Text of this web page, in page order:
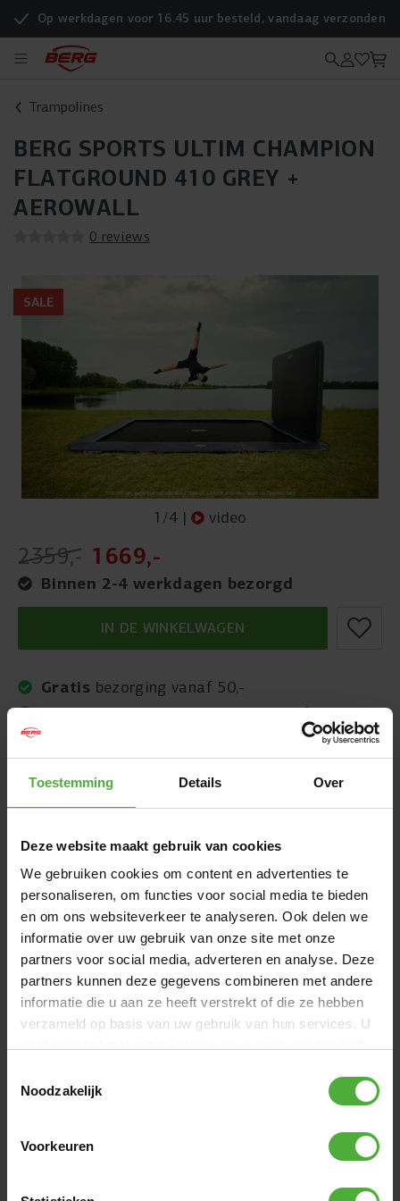
Toestemming Details Over
Deze website maakt gebruik van cookies
We gebruiken cookies om content en advertenties te
personaliseren, om functies voor social media te bieden
en om ons websiteverkeer te analyseren. Ook delen we
informatie over uw gebruik van onze site met onze
partners voor social media, adverteren en analyse. Deze
partners kunnen deze gegevens combineren met andere
informatie die u aan ze heeft verstrekt of die ze hebben
verzameld op basis van uw gebruik van hun services. U
Noodzakelijk
Voorkeuren
Op werkdagen voor 16.45 uur besteld, vandaag verzonden
Trampolines
BERG SPORTS ULTIM CHAMPION
FLATGROUND 410 GREY +
AEROWALL
0 reviews
SALE
1 /4 | video
AFMETINGEN EN DETAILS
Product naam
BERG SPORTS Ultim Champion
FlatGround 410 Grey +
SKU 32.31.44.31
Kleur Antraciet grijs
Hoogte FlatGround
Afmeting Rechthoekig - 410 x 250 cm
2359,- 1669,-
Binnen 2-4 werkdagen bezorgd
IN DE WINKELWAGEN
Gratis bezorging vanaf 50,-
Klanten beoordelen ons met een9,2/10
Vergelijken